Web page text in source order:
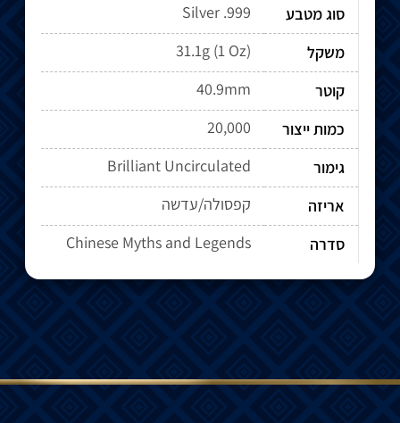
סוג מטבע
Silver .999
משקל
31.1g (1 Oz)
קוטר
40.9mm
כמות ייצור
20,000
גימור
Brilliant Uncirculated
אריזה
קפסולה/עדשה
סדרה
Chinese Myths and Legends